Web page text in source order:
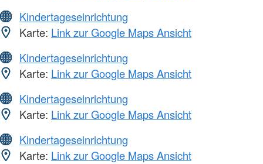
Kindertageseinrichtung
Karte: Link zur Google Maps Ansicht
Kindertageseinrichtung
Karte: Link zur Google Maps Ansicht
Kindertageseinrichtung
Karte: Link zur Google Maps Ansicht
Kindertageseinrichtung
Karte: Link zur Google Maps Ansicht